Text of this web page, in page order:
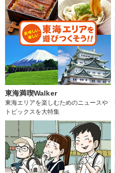
東海満喫Walker
東海エリアを楽しむためのニュースや
トピックスを大特集